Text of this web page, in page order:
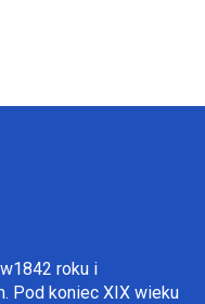
roku i
Pod koniec XIX wieku